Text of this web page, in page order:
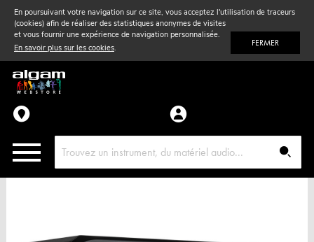
En poursuivant votre navigation sur ce site, vous acceptez l'utilisation de traceurs
(cookies) afin de réaliser des statistiques anonymes de visites
et vous fournir une expérience de navigation personnalisée.
En savoir plus sur les cookies. FERMER
Vent& Violon
Accessoires
Pièces détachées